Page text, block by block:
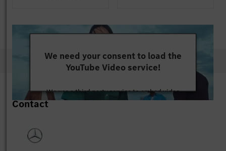
We need your consent to load the
YouTube Video service!
We use a third party service to embed video
content that may collect data about your activity.
Contact